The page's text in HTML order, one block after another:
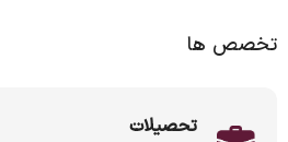
تخصص ها
تحصیلات